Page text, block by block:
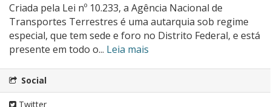
Criada pela Lei nº 10.233, a Agência Nacional de
Transportes Terrestres é uma autarquia sob regime
especial, que tem sede e foro no Distrito Federal, e está
presente em todo o... Leia mais
Social
Twitter